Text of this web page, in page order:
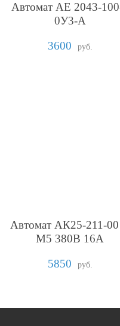
Автомат АЕ 2043-
0У3-А
3600
руб.
Автомат АК25-211-
М5 380В 16А
5850
руб.